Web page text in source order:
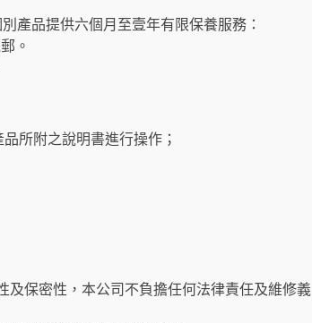
產品提供六個月至壹年有限保養服務：
。
所附之說明書進行操作；
及保密性，本公司不負擔任何法律責任及維修義